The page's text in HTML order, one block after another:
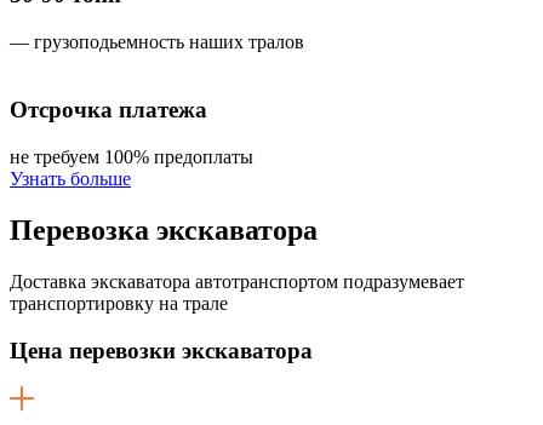
— грузоподьемность наших тралов
Отсрочка платежа
не требуем 100% предоплаты
Узнать больше
Перевозка экскаватора
Доставка экскаватора автотранспортом подразумевает
транспортировку на трале
Цена перевозки экскаватора